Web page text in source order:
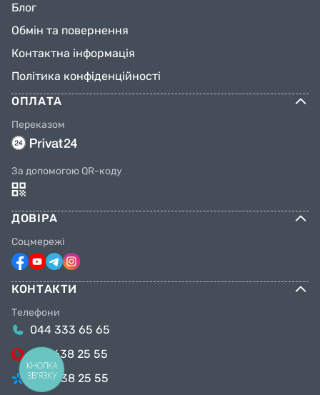
Блог
Обмін та повернення
Контактна інформація
Політика конфіденційності
ОПЛАТА
Переказом
За допомогою QR-коду
ДОВІРА
Соцмережі
КОНТАКТИ
Телефони
044 333 65 65
099 638 25 55
098 638 25 55
КНОПКА
ЗВ'ЯЗКУ